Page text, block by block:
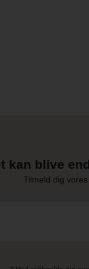
kan blive
Tilmeld dig